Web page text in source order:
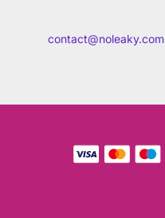
contact@noleaky.com